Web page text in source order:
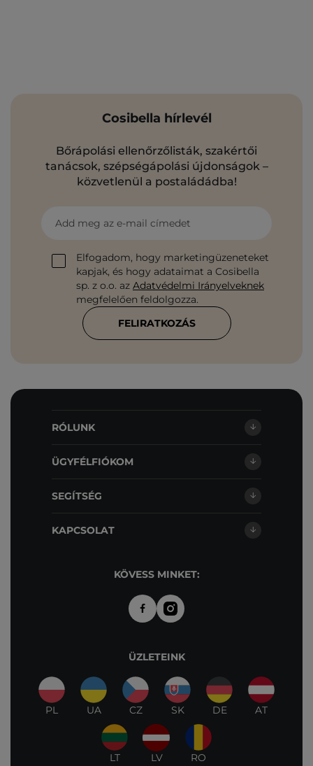
Cosibella hírlevél
Bőrápolási ellenőrzőlisták, szakértői
tanácsok, szépségápolási újdonságok –
közvetlenül a postaládádba!
Add meg az e-mail címedet
Elfogadom, hogy marketingüzeneteket
kapjak, és hogy adataimat a Cosibella
sp. z o.o. az Adatvédelmi Irányelveknek
megfelelően feldolgozza.
FELIRATKOZÁS
RÓLUNK
ÜGYFÉLFIÓKOM
SEGÍTSÉG
KAPCSOLAT
KÖVESS MINKET:
ÜZLETEINK
PL UA CZ SK DE AT
LT LV RO